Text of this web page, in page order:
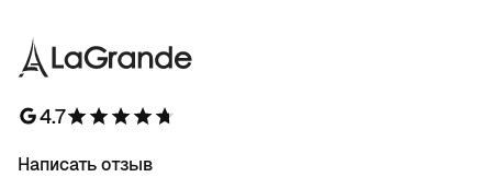
4.7
Написать отзыв